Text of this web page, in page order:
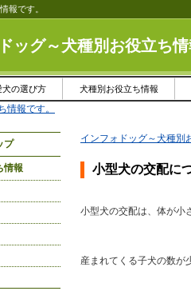
報です。
ッグ～犬種別お役立ち
犬の選び方 犬種別お役立ち情報
インフォドッグ～犬種別
小型犬の交配に
小型犬の交配は、体が小
産まれてくる子犬の数が
プ
情報